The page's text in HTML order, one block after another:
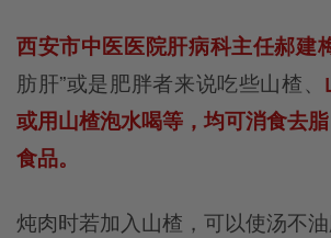
西安市中医医院肝病科主任郝建
肪肝”或是肥胖者来说吃些山楂、
或用山楂泡水喝等，均可消食去
食品。
炖肉时若加入山楂，可以使汤不